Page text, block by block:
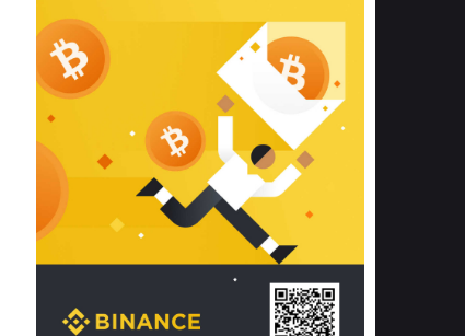
khuẩn và nấm mốc trong điều kiện
thời tiết nóng ẩm. Bạn có thể tìm hiểu
thêm các nghiên cứu khoa học về tác
động của giấc ngủ và môi trường
phòng ngủ đối với sức khỏe con
người tại Sleep Foundation (External
Link) để có cái nhìn toàn diện hơn.
2. Các tiêu chí vàng khi lựa chọn
chăn ga gối đệm cao cấp cho phòng
ngủ
Để sở hữu một bộ chăn ga gối đệm
cao cấp hoàn hảo cả về thẩm mỹ lẫn
công năng, người tiêu dùng cần cân
nhắc kỹ lưỡng các tiêu chí quan trọng